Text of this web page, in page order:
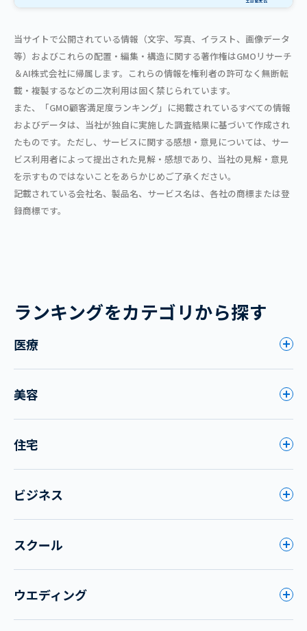
当サイトで公開されている情報（文字、写真、イラスト、画像データ
等）およびこれらの配置・編集・構造に関する著作権はGMOリサーチ
＆AI株式会社に帰属します。これらの情報を権利者の許可なく無断転
載・複製するなどの二次利用は固く禁じられています。
また、「GMO顧客満足度ランキング」に掲載されているすべての情報
およびデータは、当社が独自に実施した調査結果に基づいて作成され
たものです。ただし、サービスに関する感想・意見については、サー
ビス利用者によって提出された見解・感想であり、当社の見解・意見
を示すものではないことをあらかじめご了承ください。
記載されている会社名、製品名、サービス名は、各社の商標または登
録商標です。
ランキングをカテゴリから探す
医療
美容
住宅
ビジネス
スクール
ウエディング